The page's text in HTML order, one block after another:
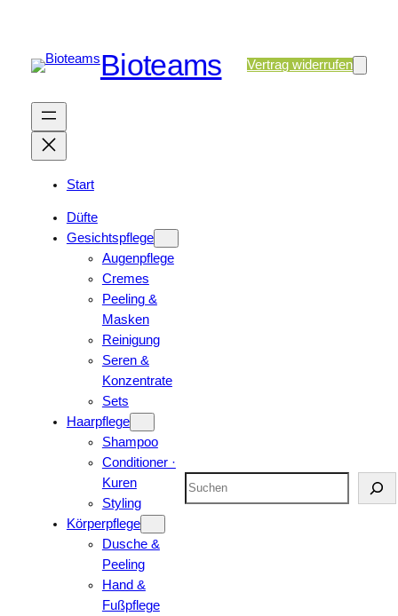
Bioteams Vertrag widerrufen
Start
Düfte
Gesichtspflege
Augenpflege
Cremes
Peeling &
Masken
Reinigung
Seren &
Konzentrate
Sets
Haarpflege
Shampoo
Conditioner ·
Kuren
Styling
Körperpflege
Dusche &
Peeling
Hand &
Fußpflege
Suchen